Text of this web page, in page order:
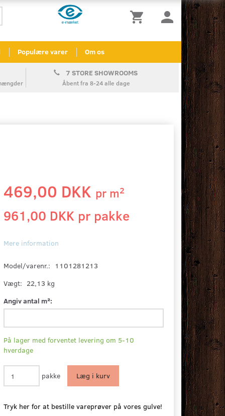
Populære varer Om os
7 STORE SHOWROOMS
Åbent fra 8-24 alle dage
469,00 DKK pr m2
961,00 DKK pr pakke
Mere information
Model/varenr.:
1101281213
Vægt: 22,13 kg
Angiv antal m²:
På lager med forventet levering om 5-10
hverdage
pakke Læg i kurv
Tryk her for at bestille vareprøver på vores gulve!